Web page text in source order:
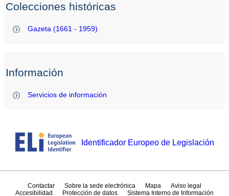
Colecciones históricas
Gazeta (1661 - 1959)
Información
Servicios de información
Identificador Europeo de Legislación
Contactar Sobre la sede electrónica Mapa
Aviso legal
Accesibilidad
Protección de datos Sistema Interno de Información